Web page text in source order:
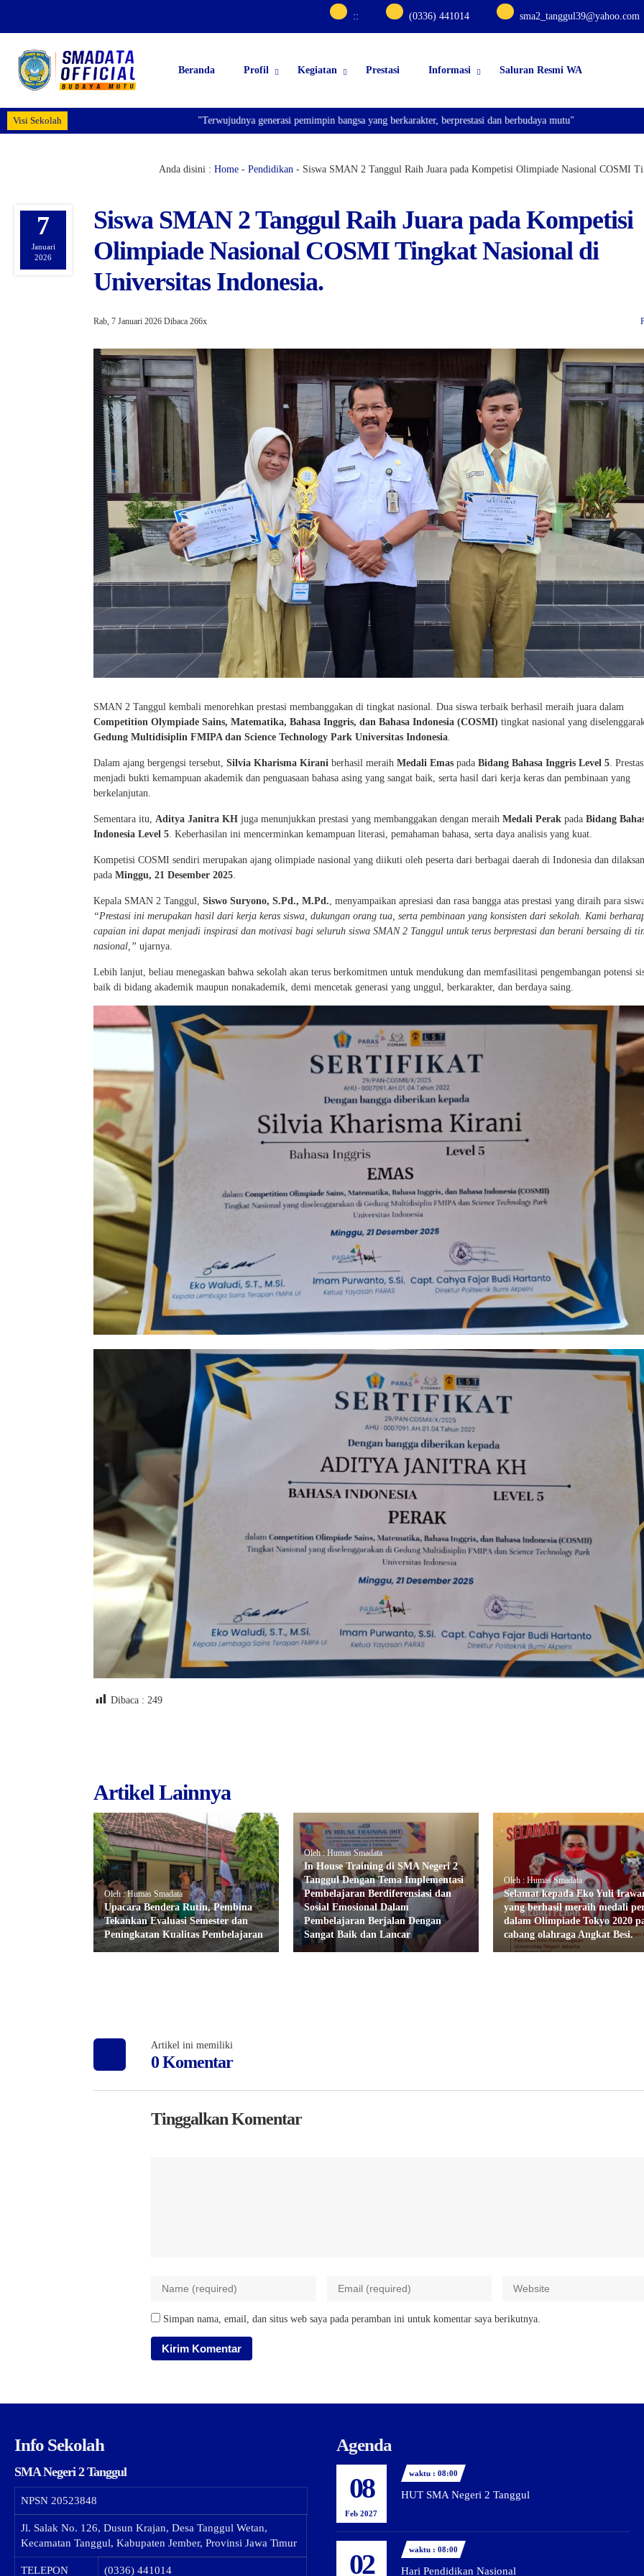
:: (0336) 441014 sma2_tanggul39@yahoo.com
Beranda Profil Kegiatan Prestasi Informasi Saluran Resmi WA
Visi Sekolah "Terwujudnya generasi pemimpin bangsa yang berkarakter, berprestasi dan berbudaya mutu"
Anda disini : Home - Pendidikan - Siswa SMAN 2 Tanggul Raih Juara pada Kompetisi Olimpiade Nasional COSMI
7
Januari
2026
Siswa SMAN 2 Tanggul Raih Juara pada Kompetisi
Olimpiade Nasional COSMI Tingkat Nasional di
Universitas Indonesia.
Rab, 7 Januari 2026 Dibaca 266x
SMAN 2 Tanggul kembali menorehkan prestasi membanggakan di tingkat nasional. Dua siswa terbaik berhasil meraih juara dalam
Competition Olympiade Sains, Matematika, Bahasa Inggris, dan Bahasa Indonesia (COSMI) tingkat nasional yang
Gedung Multidisiplin FMIPA dan Science Technology Park Universitas Indonesia
Dalam ajang bergengsi tersebut, Silvia Kharisma Kirani berhasil meraih Medali Emas pada Bidang Bahasa Inggris Level 5 .
menjadi bukti kemampuan akademik dan penguasaan bahasa asing yang sangat baik, serta hasil dari kerja keras dan pembinaan yang
berkelanjutan.
Sementara itu, Aditya Janitra KH juga menunjukkan prestasi yang membanggakan dengan meraih Medali Perak pada Bidang
Indonesia Level 5 . Keberhasilan ini mencerminkan kemampuan literasi, pemahaman bahasa, serta daya analisis yang kuat.
Kompetisi COSMI sendiri merupakan ajang olimpiade nasional yang diikuti oleh peserta dari berbagai daerah di Indonesia dan
pada Minggu, 21 Desember 2025
Kepala SMAN 2 Tanggul, Siswo Suryono, S.Pd., M.Pd. , menyampaikan apresiasi dan rasa bangga atas prestasi yang diraih para
“Prestasi ini merupakan hasil dari kerja keras siswa, dukungan orang tua, serta pembinaan yang konsisten dari sekolah. Kami
capaian ini dapat menjadi inspirasi dan motivasi bagi seluruh siswa SMAN 2 Tanggul untuk terus berprestasi dan berani bersaing di
nasional,” ujarnya.
Lebih lanjut, beliau menegaskan bahwa sekolah akan terus berkomitmen untuk mendukung dan memfasilitasi pengembangan potensi
baik di bidang akademik maupun nonakademik, demi mencetak generasi yang unggul, berkarakter, dan berdaya saing.
Dibaca : 249
Artikel Lainnya
Oleh : Humas Smadata
Upacara Bendera Rutin, Pembina
Tekankan Evaluasi Semester dan
Peningkatan Kualitas Pembelajaran
Oleh : Humas Smadata
In House Training di SMA Negeri 2
Tanggul Dengan Tema Implementasi
Pembelajaran Berdiferensiasi dan
Sosial Emosional Dalam
Pembelajaran Berjalan Dengan
Sangat Baik dan Lancar
Oleh : Humas Smadata
Selamat kepada Eko Yuli
yang berhasil meraih medali
dalam Olimpiade Tokyo 2020
cabang olahraga Angkat Besi.
Artikel ini memiliki
0 Komentar
Tinggalkan Komentar
Simpan nama, email, dan situs web saya pada peramban ini untuk komentar saya berikutnya.
Info Sekolah
SMA Negeri 2 Tanggul
NPSN 20523848
Jl. Salak No. 126, Dusun Krajan, Desa Tanggul Wetan,
Kecamatan Tanggul, Kabupaten Jember, Provinsi Jawa Timur
TELEPON (0336) 441014
Agenda
08
Feb 2027
waktu : 08:00
HUT SMA Negeri 2 Tanggul
02 waktu : 08:00
Hari Pendidikan Nasional